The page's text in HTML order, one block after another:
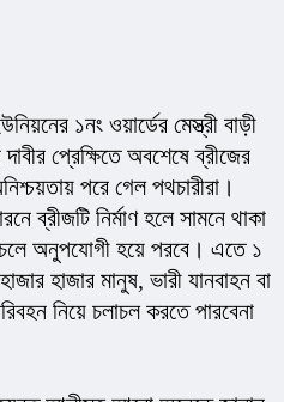
১নং ওয়ার্ডের মেস্ত্রী বাড়ী
দাবীর প্রেক্ষিতে অবশেষে ব্রীজের
পরে গেল পথচারীরা।
ব্রীজটি নির্মাণ হলে সামনে থাকা
অনুপযোগী হয়ে পরবে। এতে ১
হাজার মানুষ, ভারী যানবাহন বা
নিয়ে চলাচল করতে পারবেনা